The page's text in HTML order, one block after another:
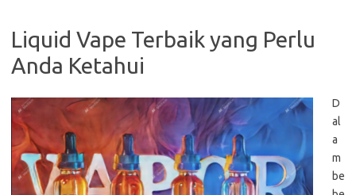
Liquid Vape Terbaik yang Perlu
Anda Ketahui
D
al
a
m
be